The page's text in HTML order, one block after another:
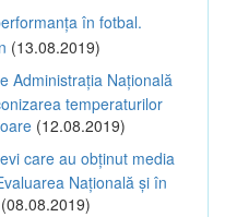
în fotbal.
(13.08.2019)
Administrația Națională
temperaturilor
(12.08.2019)
care au obținut media
Națională și în
(08.08.2019)